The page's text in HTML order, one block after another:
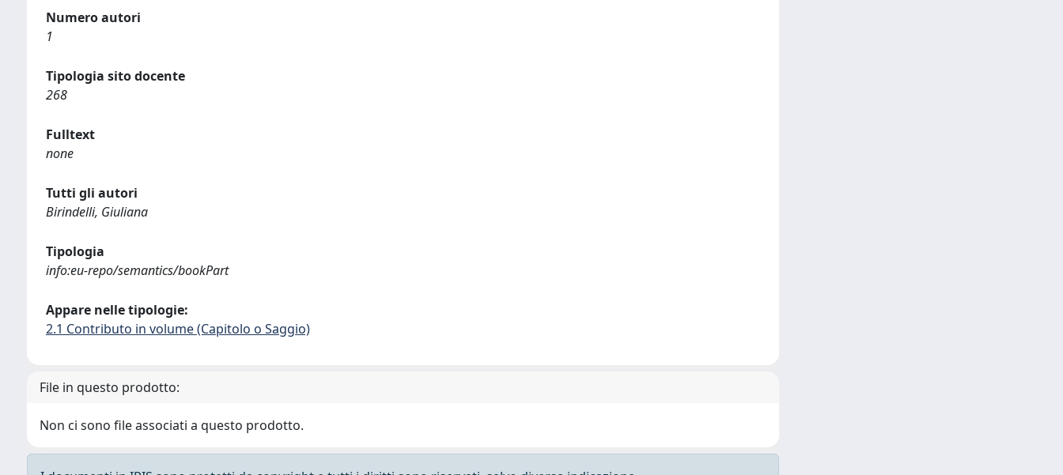
Numero autori
1
Tipologia sito docente
268
Fulltext
none
Tutti gli autori
Birindelli, Giuliana
Tipologia
info:eu-repo/semantics/bookPart
Appare nelle tipologie:
2.1 Contributo in volume (Capitolo o Saggio)
File in questo prodotto:
Non ci sono file associati a questo prodotto.